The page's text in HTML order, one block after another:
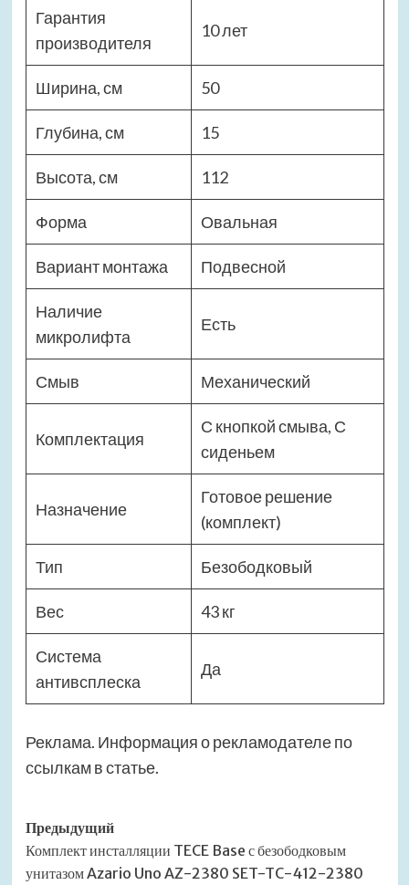
Гарантия
производителя
10 лет
Ширина, см 50
Глубина, см 15
Высота, см 112
Форма Овальная
Вариант монтажа Подвесной
Наличие
микролифта
Есть
Смыв Механический
Комплектация
С кнопкой смыва, С
сиденьем
Назначение
Готовое решение
(комплект)
Тип Безободковый
Вес 43 кг
Система
антивсплеска
Да
Реклама. Информация о рекламодателе по
ссылкам в статье.
Навигация
записи
Предыдущий
Комплект инсталляции TECE Base с безободковым
унитазом Azario Uno AZ-2380 SET-TC-412-2380